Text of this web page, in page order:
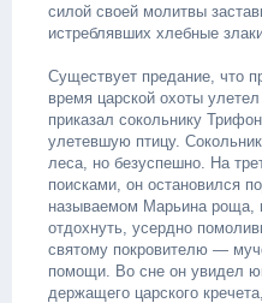
силой своей молитвы
истреблявших хлебные
Существует предание, что
время царской охоты
приказал сокольнику
улетевшую птицу.
леса, но безуспешно. На
поисками, он остановился
называемом Марьина роща,
отдохнуть, усердно
святому покровителю —
помощи. Во сне он увидел
держащего царского